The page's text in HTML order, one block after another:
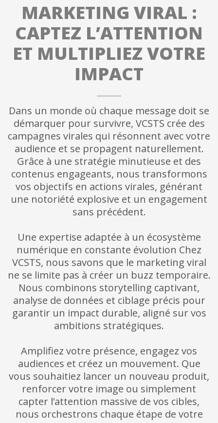
MARKETING VIRAL :
CAPTEZ L’ATTENTION
ET MULTIPLIEZ VOTRE
IMPACT
Dans un monde où chaque message doit se
démarquer pour survivre, VCSTS crée des
campagnes virales qui résonnent avec votre
audience et se propagent naturellement.
Grâce à une stratégie minutieuse et des
contenus engageants, nous transformons
vos objectifs en actions virales, générant
une notoriété explosive et un engagement
sans précédent.
Une expertise adaptée à un écosystème
numérique en constante évolution Chez
VCSTS, nous savons que le marketing viral
ne se limite pas à créer un buzz temporaire.
Nous combinons storytelling captivant,
analyse de données et ciblage précis pour
garantir un impact durable, aligné sur vos
ambitions stratégiques.
Amplifiez votre présence, engagez vos
audiences et créez un mouvement. Que
vous souhaitiez lancer un nouveau produit,
renforcer votre image ou simplement
capter l’attention massive de vos cibles,
nous orchestrons chaque étape de votre